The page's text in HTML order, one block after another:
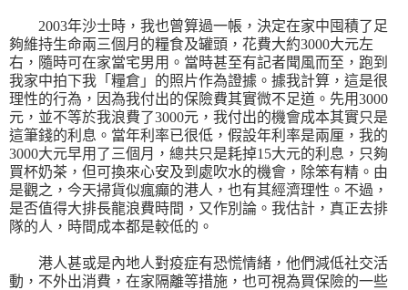
2003年沙士時，我也曾算過一帳，決定在家中囤積了足
夠維持生命兩三個月的糧食及罐頭，花費大約3000大元左
右，隨時可在家當宅男用。當時甚至有記者聞風而至，跑到
我家中拍下我「糧倉」的照片作為證據。據我計算，這是很
理性的行為，因為我付出的保險費其實微不足道。先用3000
元，並不等於我浪費了3000元，我付出的機會成本其實只是
這筆錢的利息。當年利率已很低，假設年利率是兩厘，我的
3000大元早用了三個月，總共只是耗掉15大元的利息，只夠
買杯奶茶，但可換來心安及到處吹水的機會，除笨有精。由
是觀之，今天掃貨似瘋癲的港人，也有其經濟理性。不過，
是否值得大排長龍浪費時間，又作別論。我估計，真正去排
隊的人，時間成本都是較低的。
港人甚或是內地人對疫症有恐慌情緒，他們減低社交活
動，不外出消費，在家隔離等措施，也可視為買保險的一些